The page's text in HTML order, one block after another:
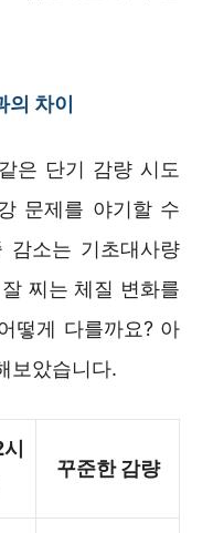
의 차이
은 단기 감량 시도
문제를 야기할 수
감소는 기초대사량
찌는 체질 변화를
떻게 다를까요? 아
보았습니다.
꾸준한 감량